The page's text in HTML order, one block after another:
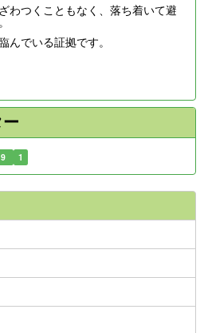
わつくこともなく、落ち着いて避
んでいる証拠です。
9 1